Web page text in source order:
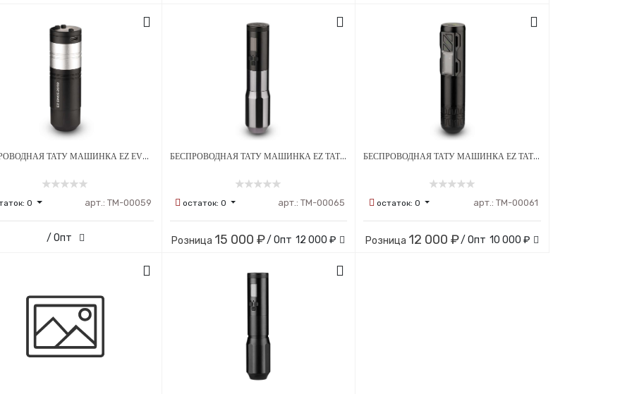
БЕСПРОВОДНАЯ ТАТУ МАШИНКА EZ EVOTECH S
0 арт.: ТМ-00059
/ Опт
БЕСПРОВОДНАЯ ТАТУ МАШИНКА EZ TATTOO PORTEX GEN2 VERSATILE P2 PEN С ДОПОЛНИТЕЛЬНЫМ АККУМУЛЯТОРОМ
остаток: 0 арт.: ТМ-00065
Розница 15 000 ₽/ Опт 12 000 ₽
БЕСПРОВОДНАЯ ТАТУ МАШИНКА EZ TATTOO PORTEX GENERATION P2S С ДОПОЛНИТЕЛЬНЫМ АККУМУЛЯТОРОМ
остаток: 0 арт.: ТМ-00061
Розница 12 000 ₽/ Опт 10 000 ₽